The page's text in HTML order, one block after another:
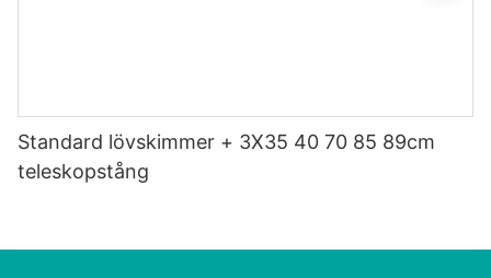
Standard lövskimmer + 3X35 40 70 85 89cm
teleskopstång